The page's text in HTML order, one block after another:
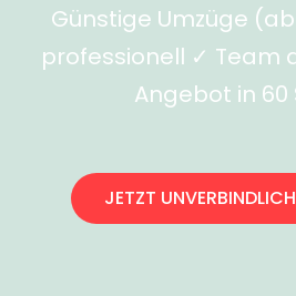
Günstige Umzüge
professionell ✓ Team
Angebot in 60
JETZT